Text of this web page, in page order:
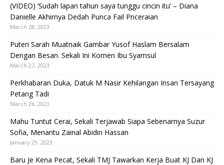
(VIDEO) ‘Sudah lapan tahun saya tunggu cincin itu’ – Diana
Danielle Akhirnya Dedah Punca Fail Pnceraian
March 28, 2023
Puteri Sarah Muatnaik Gambar Yusof Haslam Bersalam
Dengan Besan. Sekali Ini Komen Ibu Syamsul
March 27, 2023
Perkhabaran Duka, Datuk M Nasir Kehilangan Insan Tersayang
Petang Tadi
March 26, 2023
Mahu Tuntut Cerai, Sekali Terjawab Siapa Sebenarnya Suzur
Sofia, Menantu Zainal Abidin Hassan
January 29, 2023
Baru Je Kena Pecat, Sekali TMJ Tawarkan Kerja Buat KJ Dan KJ